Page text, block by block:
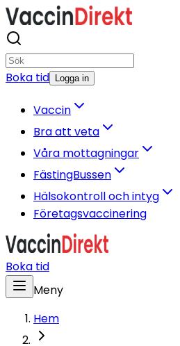
Boka tid Logga in
Vaccin
Bra att veta
Våra mottagningar
FästingBussen
Hälsokontroll och intyg
Företagsvaccinering
Boka tid
Meny
Hem